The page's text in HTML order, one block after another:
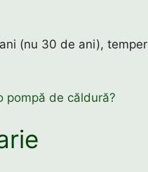
(nu 30 de ani),
pompă de căldură?